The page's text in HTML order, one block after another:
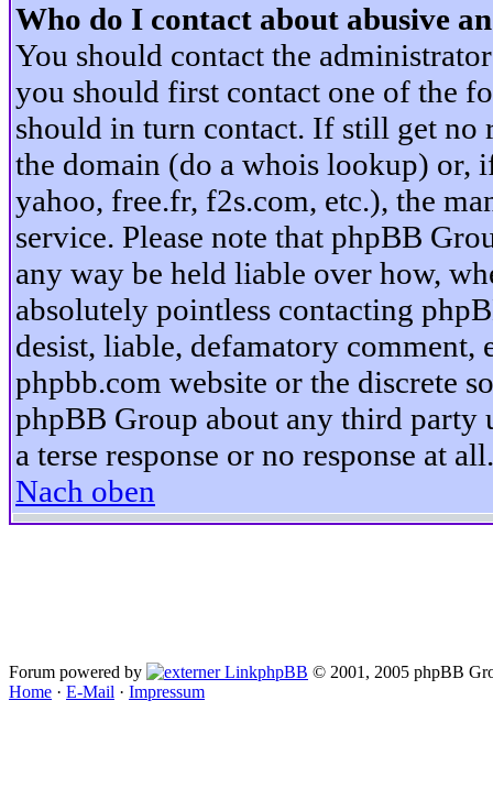
Who do I contact about abusive
You should contact the
you should first contact one of the
should in turn contact. If still get no
the domain (do a whois lookup) or,
yahoo, free.fr, f2s.com, etc.), the
service. Please note that phpBB
any way be held liable over how,
absolutely pointless contacting
desist, liable, defamatory
phpbb.com website or the discrete
phpBB Group about any third party
a terse response or no response at all.
Nach oben
Forum powered by phpBB © 2001, 2005 phpBB
Home · E-Mail · Impressum